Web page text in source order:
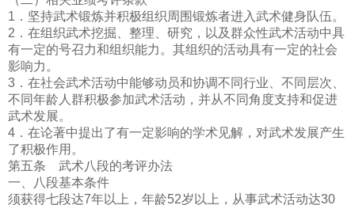
1．坚持武术锻炼并积极组织周围锻炼者进入武术健身队伍。
2．在组织武术挖掘、整理、研究，以及群众性武术活动中具
有一定的号召力和组织能力。其组织的活动具有一定的社会
影响力。
3．在社会武术活动中能够动员和协调不同行业、不同层次、
不同年龄人群积极参加武术活动，并从不同角度支持和促进
武术发展。
4．在论著中提出了有一定影响的学术见解，对武术发展产生
了积极作用。
第五条 武术八段的考评办法
一、八段基本条件
须获得七段达7年以上，年龄52岁以上，从事武术活动达30